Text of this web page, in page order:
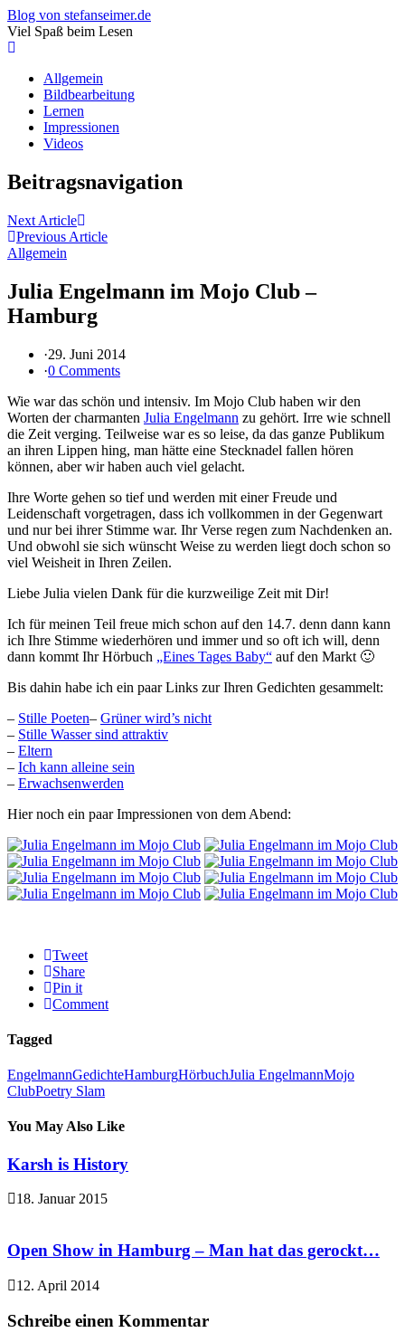
Blog von stefanseimer.de
Viel Spaß beim Lesen
Allgemein
Bildbearbeitung
Lernen
Impressionen
Videos
Beitragsnavigation
Next Article
Previous Article
Allgemein
Julia Engelmann im Mojo Club –
Hamburg
·29. Juni 2014
·0 Comments
Wie war das schön und intensiv. Im Mojo Club haben wir den
Worten der charmanten Julia Engelmann zu gehört. Irre wie schnell
die Zeit verging. Teilweise war es so leise, da das ganze Publikum
an ihren Lippen hing, man hätte eine Stecknadel fallen hören
können, aber wir haben auch viel gelacht.
Ihre Worte gehen so tief und werden mit einer Freude und
Leidenschaft vorgetragen, dass ich vollkommen in der Gegenwart
und nur bei ihrer Stimme war. Ihr Verse regen zum Nachdenken an.
Und obwohl sie sich wünscht Weise zu werden liegt doch schon so
viel Weisheit in Ihren Zeilen.
Liebe Julia vielen Dank für die kurzweilige Zeit mit Dir!
Ich für meinen Teil freue mich schon auf den 14.7. denn dann kann
ich Ihre Stimme wiederhören und immer und so oft ich will, denn
dann kommt Ihr Hörbuch „Eines Tages Baby“ auf den Markt 🙂
Bis dahin habe ich ein paar Links zur Ihren Gedichten gesammelt:
– Stille Poeten– Grüner wird’s nicht
– Stille Wasser sind attraktiv
– Eltern
– Ich kann alleine sein
– Erwachsenwerden
Hier noch ein paar Impressionen von dem Abend:
Tweet
Share
Pin it
Comment
Tagged
EngelmannGedichteHamburgHörbuchJulia EngelmannMojo
ClubPoetry Slam
You May Also Like
Karsh is History
18. Januar 2015
Open Show in Hamburg – Man hat das gerockt…
12. April 2014
Schreibe einen Kommentar